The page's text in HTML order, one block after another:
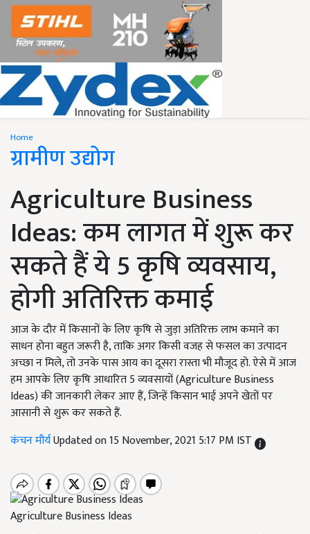
Home
ग्रामीण उद्योग
Agriculture Business
Ideas: कम लागत में शुरू कर
सकते हैं ये 5 कृषि व्यवसाय,
होगी अतिरिक्त कमाई
आज के दौर में किसानों के लिए कृषि से जुड़ा अतिरिक्त लाभ कमाने का
साधन होना बहुत जरूरी है, ताकि अगर किसी वजह से फसल का उत्पादन
अच्छा न मिले, तो उनके पास आय का दूसरा रास्ता भी मौजूद हो. ऐसे में आज
हम आपके लिए कृषि आधारित 5 व्यवसायों (Agriculture Business
Ideas) की जानकारी लेकर आए हैं, जिन्हें किसान भाई अपने खेतों पर
आसानी से शुरू कर सकते हैं.
कंचन मौर्यUpdated on 15 November, 2021 5:17 PM IST
Agriculture Business Ideas